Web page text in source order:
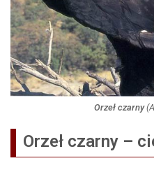
Orzeł czarny(
Orzeł czarny –